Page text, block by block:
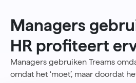
Managers
HR profiteert
Managers gebruiken Treams
omdat het ‘moet’, maar doordat